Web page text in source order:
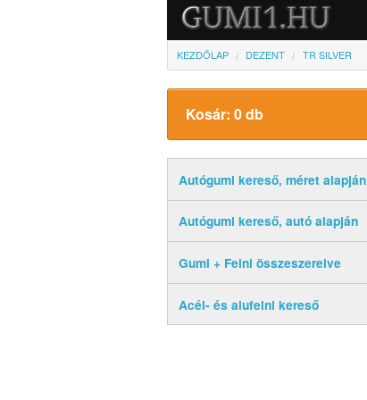
KEZDŐLAP DEZENT TR SILVER
Kosár: 0 db
Autógumi kereső, méret alapján
Autógumi kereső, autó alapján
Gumi + Felni összeszerelve
Acél- és alufelni kereső